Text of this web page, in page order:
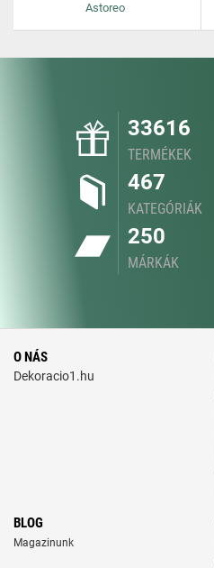
Astoreo
33616
TERMÉKEK
467
KATEGÓRIÁK
250
MÁRKÁK
O NÁS
Dekoracio1.hu
BLOG
Magazinunk